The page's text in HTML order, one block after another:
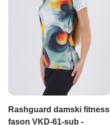
Rashguard damski fitness
fason VKD-61-sub -